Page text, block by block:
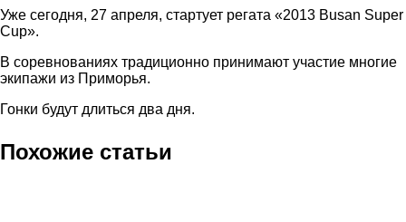
Уже сегодня, 27 апреля, стартует регата «2013 Busan Super
Cup».
В соревнованиях традиционно принимают участие многие
экипажи из Приморья.
Гонки будут длиться два дня.
Похожие статьи